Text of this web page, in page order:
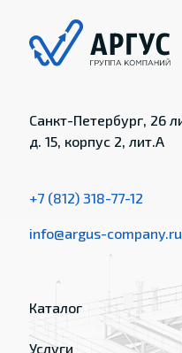
Санкт-Петербург, 26
д. 15, корпус 2, лит.А
+7 (812) 318-77-12
info@argus-company.ru
Каталог
Услуги